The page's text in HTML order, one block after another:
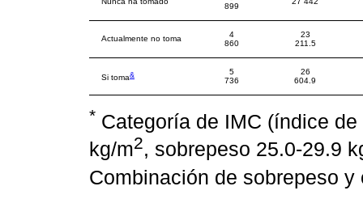
899
Actualmente no toma
4
860
23
211.5
Si toma&
5
736
26
604.9
* Categoría de IMC (índice
kg/m2, sobrepeso 25.0-29.9
Combinación de sobrepeso